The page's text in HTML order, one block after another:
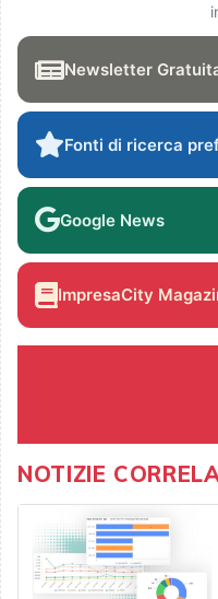
Newsletter
Fonti di ricerca
Google News
ImpresaCity
NOTIZIE